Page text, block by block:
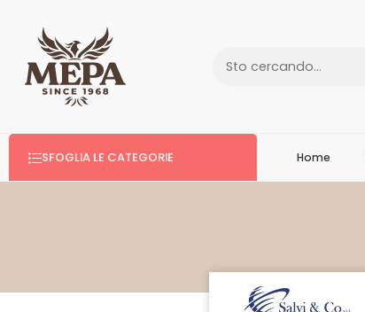
SFOGLIA LE CATEGORIE Home